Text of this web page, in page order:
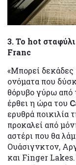
3. Το hot
Franc
«Mπορεί δεκάδες
ονόματα που
θόρυβο γύρω από
έρθει η ώρα του
ερυθρά
προκαλεί από
αστέρι που θα
Ουάσιγνκτον,
και Finger Lakes.